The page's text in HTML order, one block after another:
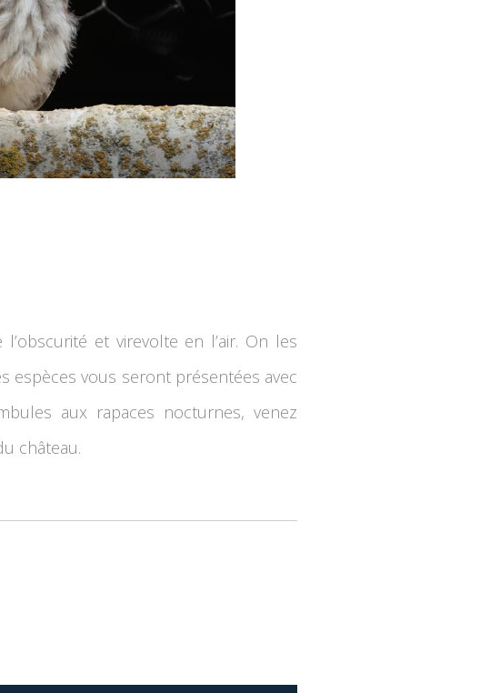
et virevolte en l’air. On les
espèces vous seront présentées avec
aux rapaces nocturnes, venez
château.